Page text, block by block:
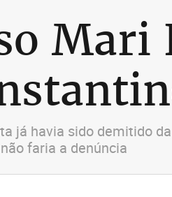
Mari
já havia sido demitido
faria a denúncia